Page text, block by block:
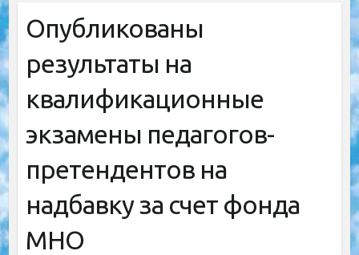
Опубликованы
результаты на
квалификационные
экзамены педагогов-
претендентов на
надбавку за счет фонда
МНО